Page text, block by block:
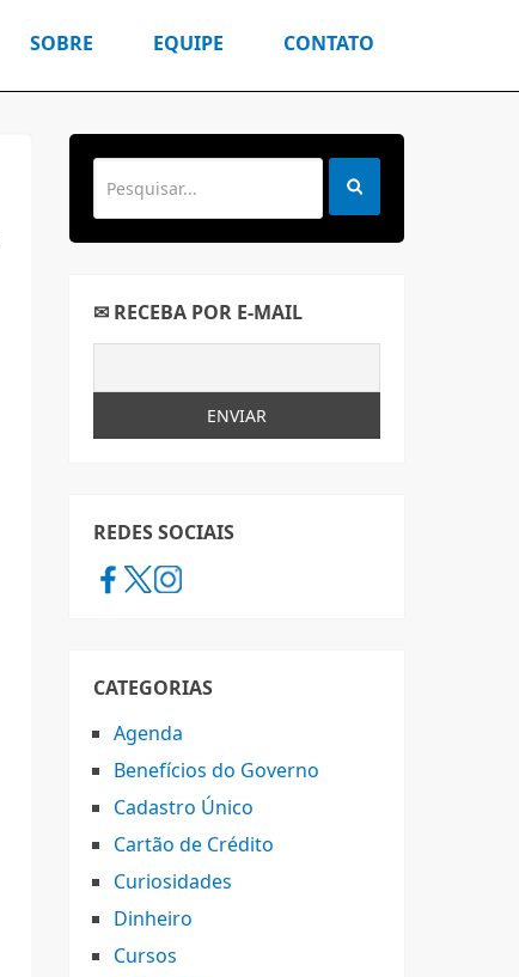
SOBRE EQUIPE CONTATO
✉ RECEBA POR E-MAIL
REDES SOCIAIS
CATEGORIAS
Agenda
Benefícios do Governo
Cadastro Único
Cartão de Crédito
Curiosidades
Dinheiro
Cursos